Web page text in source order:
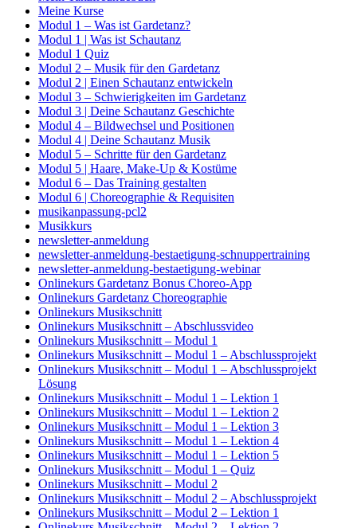
Meine Kurse
Modul 1 – Was ist Gardetanz?
Modul 1 | Was ist Schautanz
Modul 1 Quiz
Modul 2 – Musik für den Gardetanz
Modul 2 | Einen Schautanz entwickeln
Modul 3 – Schwierigkeiten im Gardetanz
Modul 3 | Deine Schautanz Geschichte
Modul 4 – Bildwechsel und Positionen
Modul 4 | Deine Schautanz Musik
Modul 5 – Schritte für den Gardetanz
Modul 5 | Haare, Make-Up & Kostüme
Modul 6 – Das Training gestalten
Modul 6 | Choreographie & Requisiten
musikanpassung-pcl2
Musikkurs
newsletter-anmeldung
newsletter-anmeldung-bestaetigung-schnuppertraining
newsletter-anmeldung-bestaetigung-webinar
Onlinekurs Gardetanz Bonus Choreo-App
Onlinekurs Gardetanz Choreographie
Onlinekurs Musikschnitt
Onlinekurs Musikschnitt – Abschlussvideo
Onlinekurs Musikschnitt – Modul 1
Onlinekurs Musikschnitt – Modul 1 – Abschlussprojekt
Onlinekurs Musikschnitt – Modul 1 – Abschlussprojekt
Lösung
Onlinekurs Musikschnitt – Modul 1 – Lektion 1
Onlinekurs Musikschnitt – Modul 1 – Lektion 2
Onlinekurs Musikschnitt – Modul 1 – Lektion 3
Onlinekurs Musikschnitt – Modul 1 – Lektion 4
Onlinekurs Musikschnitt – Modul 1 – Lektion 5
Onlinekurs Musikschnitt – Modul 1 – Quiz
Onlinekurs Musikschnitt – Modul 2
Onlinekurs Musikschnitt – Modul 2 – Abschlussprojekt
Onlinekurs Musikschnitt – Modul 2 – Lektion 1